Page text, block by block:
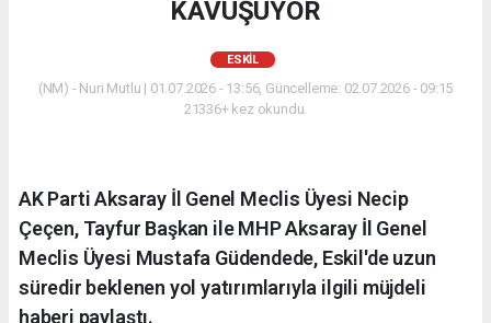
KAVUŞUYOR
ESKİL
(NM) - Nuri Mutlu | 01.07.2026 - 13:56, Güncelleme: 02.07.2026 - 09:15
21336+ kez okundu.
AK Parti Aksaray İl Genel Meclis Üyesi Necip
Çeçen, Tayfur Başkan ile MHP Aksaray İl Genel
Meclis Üyesi Mustafa Güdendede, Eskil'de uzun
süredir beklenen yol yatırımlarıyla ilgili müjdeli
haberi paylaştı.